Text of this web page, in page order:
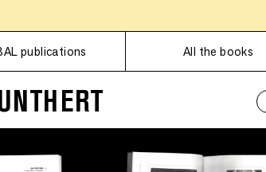
publications All the books
Subscriptions